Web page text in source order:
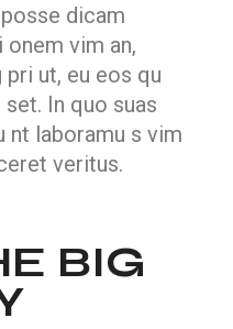
dicam
vim an,
ut, eu eos qu
In quo suas
nt laboramu s vim
veritus.
BIG